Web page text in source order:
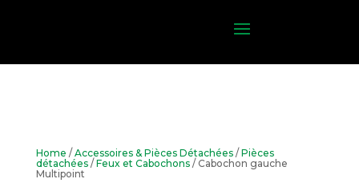
Home / Accessoires & Pièces Détachées/ Pièces
détachées/ Feux et Cabochons/ Cabochon gauche
Multipoint